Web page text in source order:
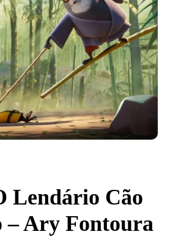
Lendário Cão
– Ary Fontoura